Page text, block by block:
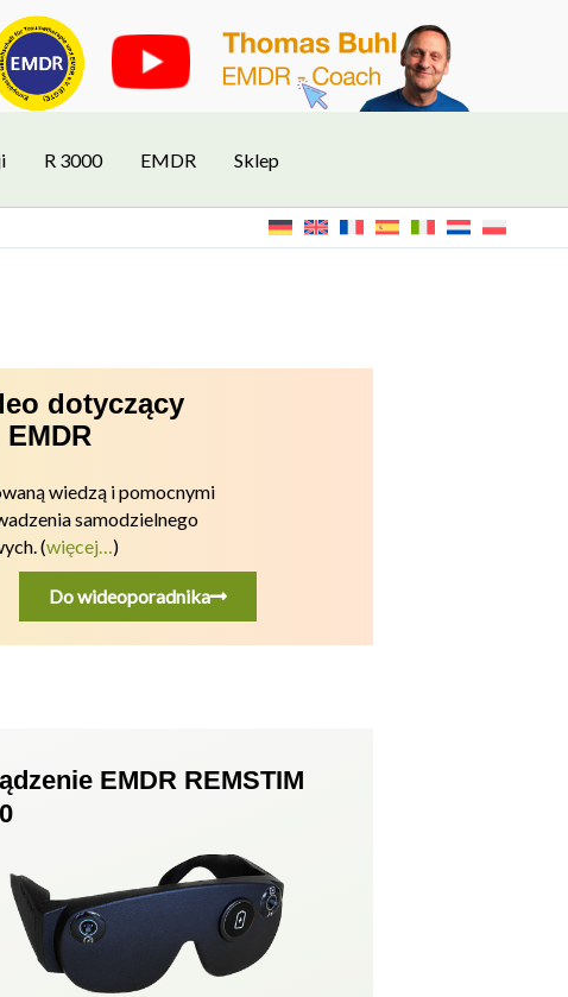
R 3000 EMDR Sklep
dotyczący
wiedzą i pomocnymi
samodzielnego
(więcej… )
Do wideoporadnika
EMDR REMSTIM